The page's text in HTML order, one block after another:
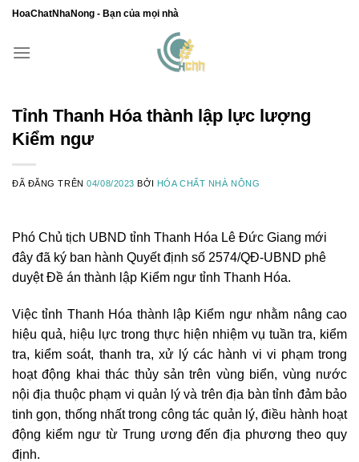
Chuyển
nội
HoaChatNhaNong - Bạn của mọi nhà
Tỉnh Thanh Hóa thành lập lực lượng
Kiểm ngư
ĐÃ ĐĂNG TRÊN04/08/2023 BỞI HÓA CHẤT NHÀ NÔNG
Phó Chủ tịch UBND tỉnh Thanh Hóa Lê Đức Giang mới
đây đã ký ban hành Quyết định số 2574/QĐ-UBND phê
duyệt Đề án thành lập Kiểm ngư tỉnh Thanh Hóa.
Việc tỉnh Thanh Hóa thành lập Kiểm ngư nhằm nâng cao
hiệu quả, hiệu lực trong thực hiện nhiệm vụ tuần tra, kiểm
tra, kiểm soát, thanh tra, xử lý các hành vi vi phạm trong
hoạt động khai thác thủy sản trên vùng biển, vùng nước
nội địa thuộc phạm vi quản lý và trên địa bàn tỉnh đảm bảo
tinh gọn, thống nhất trong công tác quản lý, điều hành hoạt
động kiểm ngư từ Trung ương đến địa phương theo quy
định.